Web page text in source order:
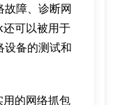
故障、诊断网
可以被用于
设备的测试和
的网络抓包